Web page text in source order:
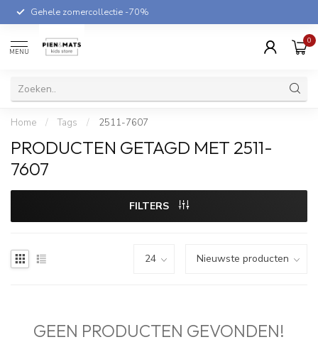
Gehele zomercollectie -70%
MENU
0
Home / Tags / 2511-7607
PRODUCTEN GETAGD MET 2511-
7607
FILTERS
GEEN PRODUCTEN GEVONDEN!